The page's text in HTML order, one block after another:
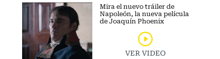
Mira el nuevo tráiler de
Napoleón, la nueva película
de Joaquín Phoenix
VER VIDEO